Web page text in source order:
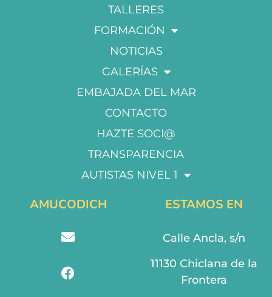
TALLERES
FORMACIÓN
NOTICIAS
GALERÍAS
EMBAJADA DEL MAR
CONTACTO
HAZTE SOCI@
TRANSPARENCIA
AUTISTAS NIVEL 1
AMUCODICH ESTAMOS EN
Calle Ancla, s/n
11130 Chiclana de la
Frontera